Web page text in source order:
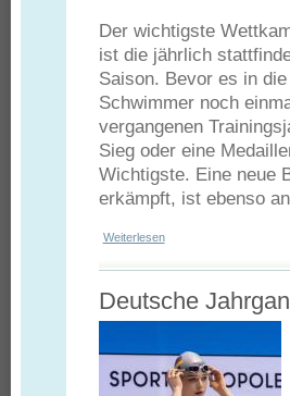
Der wichtigste
ist die jährlich
Saison. Bevor es in
Schwimmer noch
vergangenen
Sieg oder eine
Wichtigste. Eine neue
erkämpft, ist ebenso
Weiterlesenüber
Deutsche